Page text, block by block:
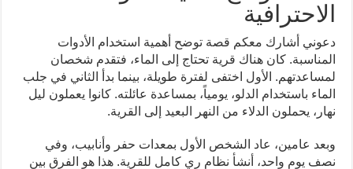
الاحترافية
دعوني أشارك معكم قصة توضح أهمية استخدام الأدوات
المناسبة. كان هناك قرية تحتاج إلى الماء، فتقدم شخصان
لمساعدتهم. الأول اختفى لفترة طويلة، بينما بدأ الثاني في جلب
الماء باستخدام الدلو، يومياً، بمساعدة عائلته. كانوا يعملون ليل
نهار، يحملون الدلاء من النهر البعيد إلى القرية.
وبعد عامين، عاد الشخص الأول بمعدات حفر وأنابيب، وفي
نصف يوم واحد، أنشأ نظام ري كامل للقرية. هذا هو الفرق بين